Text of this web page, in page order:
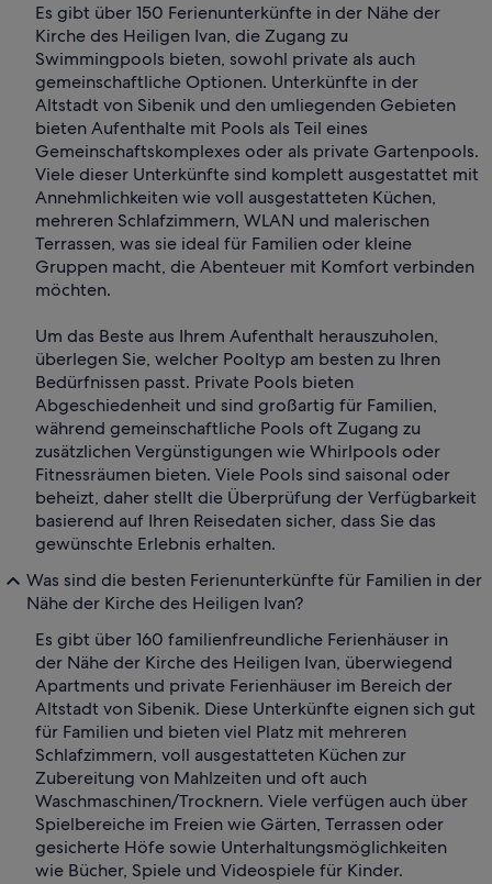
Es gibt über 150 Ferienunterkünfte in der Nähe der
Kirche des Heiligen Ivan, die Zugang zu
Swimmingpools bieten, sowohl private als auch
gemeinschaftliche Optionen. Unterkünfte in der
Altstadt von Sibenik und den umliegenden Gebieten
bieten Aufenthalte mit Pools als Teil eines
Gemeinschaftskomplexes oder als private Gartenpools.
Viele dieser Unterkünfte sind komplett ausgestattet mit
Annehmlichkeiten wie voll ausgestatteten Küchen,
mehreren Schlafzimmern, WLAN und malerischen
Terrassen, was sie ideal für Familien oder kleine
Gruppen macht, die Abenteuer mit Komfort verbinden
möchten.
Um das Beste aus Ihrem Aufenthalt herauszuholen,
überlegen Sie, welcher Pooltyp am besten zu Ihren
Bedürfnissen passt. Private Pools bieten
Abgeschiedenheit und sind großartig für Familien,
während gemeinschaftliche Pools oft Zugang zu
zusätzlichen Vergünstigungen wie Whirlpools oder
Fitnessräumen bieten. Viele Pools sind saisonal oder
beheizt, daher stellt die Überprüfung der Verfügbarkeit
basierend auf Ihren Reisedaten sicher, dass Sie das
gewünschte Erlebnis erhalten.
Was sind die besten Ferienunterkünfte für Familien in der
Nähe der Kirche des Heiligen Ivan?
Es gibt über 160 familienfreundliche Ferienhäuser in
der Nähe der Kirche des Heiligen Ivan, überwiegend
Apartments und private Ferienhäuser im Bereich der
Altstadt von Sibenik. Diese Unterkünfte eignen sich gut
für Familien und bieten viel Platz mit mehreren
Schlafzimmern, voll ausgestatteten Küchen zur
Zubereitung von Mahlzeiten und oft auch
Waschmaschinen/Trocknern. Viele verfügen auch über
Spielbereiche im Freien wie Gärten, Terrassen oder
gesicherte Höfe sowie Unterhaltungsmöglichkeiten
wie Bücher, Spiele und Videospiele für Kinder.